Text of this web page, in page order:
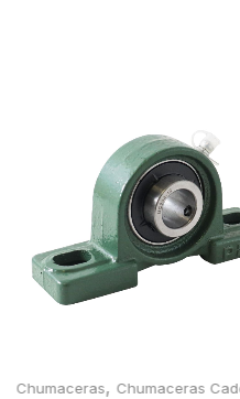
Chumaceras, Chumaceras